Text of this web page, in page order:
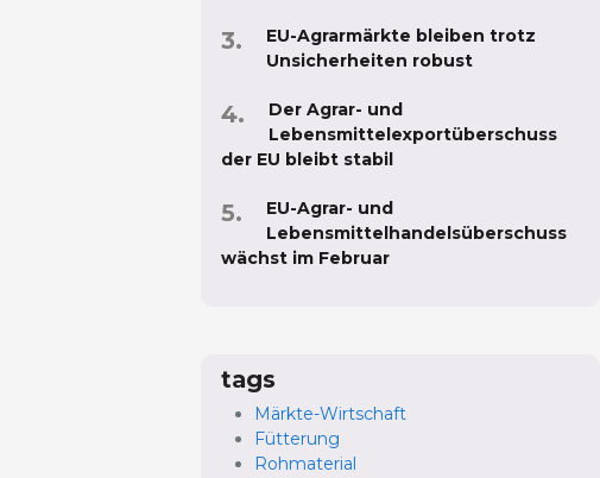
EU-Agrarmärkte bleiben trotz
Unsicherheiten robust
Der Agrar- und
Lebensmittelexportüberschuss
der EU bleibt stabil
EU-Agrar- und
Lebensmittelhandelsüberschuss
wächst im Februar
tags
Märkte-Wirtschaft
Fütterung
Rohmaterial